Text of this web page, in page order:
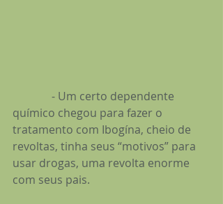
químico chegou para fazer o
tratamento com Ibogína, cheio de
revoltas, tinha seus “motivos” para
usar drogas, uma revolta enorme
com seus pais.